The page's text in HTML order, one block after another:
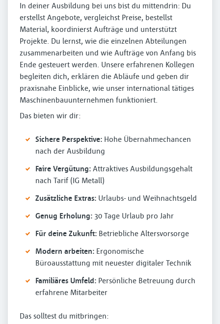
In deiner Ausbildung bei uns bist du mittendrin: Du
erstellst Angebote, vergleichst Preise, bestellst
Material, koordinierst Aufträge und unterstützt
Projekte. Du lernst, wie die einzelnen Abteilungen
zusammenarbeiten und wie Aufträge von Anfang bis
Ende gesteuert werden. Unsere erfahrenen Kollegen
begleiten dich, erklären die Abläufe und geben dir
praxisnahe Einblicke, wie unser international tätiges
Maschinenbauunternehmen funktioniert.
Das bieten wir dir:
Sichere Perspektive: Hohe Übernahmechancen
nach der Ausbildung
Faire Vergütung: Attraktives Ausbildungsgehalt
nach Tarif (IG Metall)
Zusätzliche Extras: Urlaubs- und Weihnachtsgeld
Genug Erholung: 30 Tage Urlaub pro Jahr
Für deine Zukunft: Betriebliche Altersvorsorge
Modern arbeiten: Ergonomische
Büroausstattung mit neuester digitaler Technik
Familiäres Umfeld: Persönliche Betreuung durch
erfahrene Mitarbeiter
Das solltest du mitbringen: